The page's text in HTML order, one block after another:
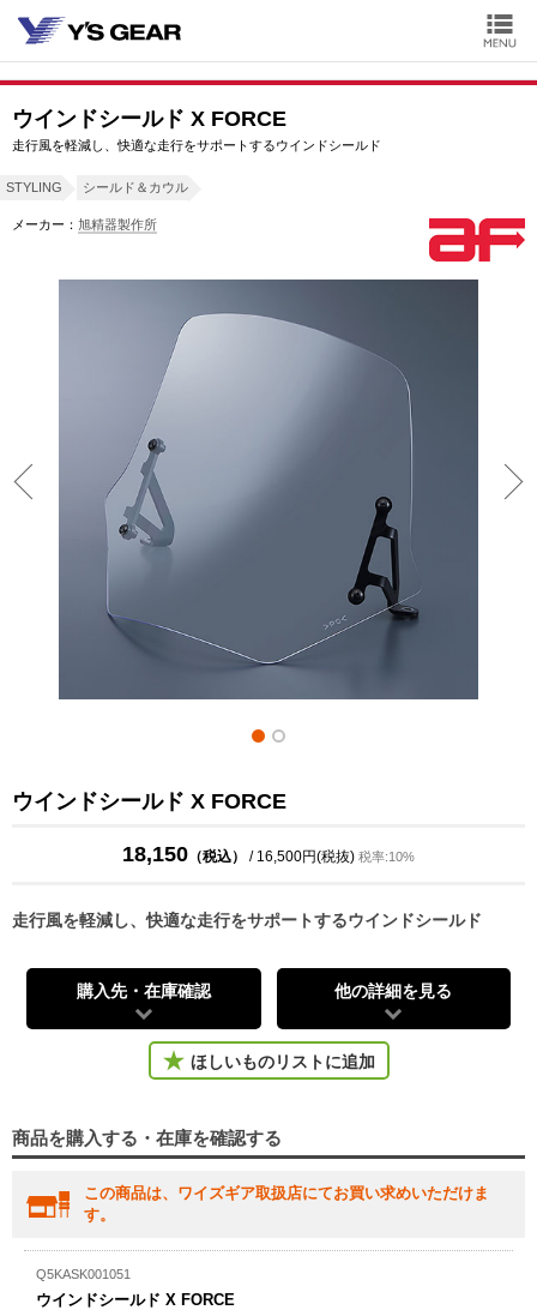
ウインドシールド X FORCE
走行風を軽減し、快適な走行をサポートするウインドシールド
STYLING シールド＆カウル
メーカー： 旭精器製作所
ウインドシールド X FORCE
18,150 （税込） / 16,500円(税抜) 税率:10%
走行風を軽減し、快適な走行をサポートするウインドシールド
購入先・在庫確認 他の詳細を見る
ほしいものリストに追加
商品を購入する・在庫を確認する
この商品は、ワイズギア取扱店にてお買い求めいただけま
す。
Q5KASK001051
ウインドシールド X FORCE